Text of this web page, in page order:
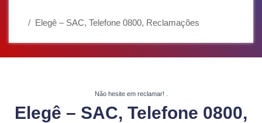
Elegê – SAC, Telefone 0800, Reclamações
Não hesite em reclamar!
Elegê – SAC, Telefone 0800,